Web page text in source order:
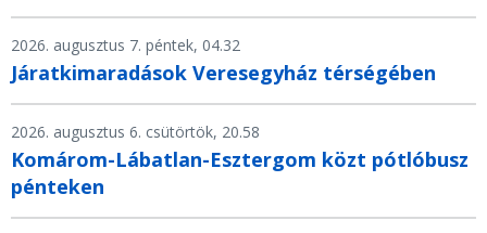
2026. augusztus 7. péntek, 04.32
Járatkimaradások Veresegyház térségében
2026. augusztus 6. csütörtök, 20.58
Komárom-Lábatlan-Esztergom közt pótlóbusz
pénteken